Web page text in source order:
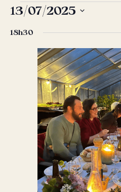
13/07/2025
une
18h30